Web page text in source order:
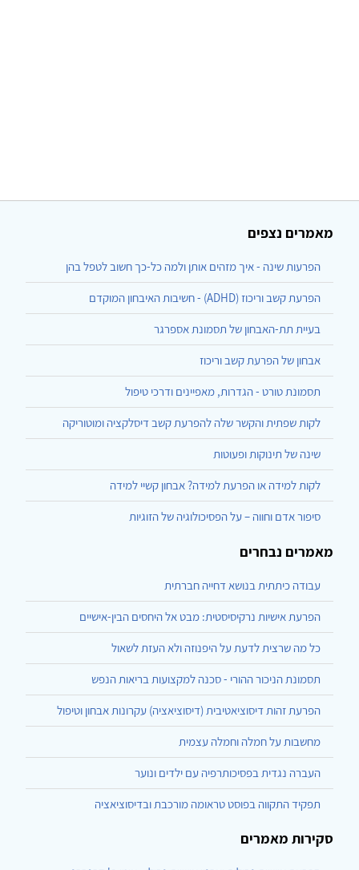
מאמרים נצפים
הפרעות שינה - איך מזהים אותן ולמה כל-כך חשוב לטפל בהן
הפרעת קשב וריכוז (ADHD) - חשיבות האיבחון המוקדם
בעיית תת-האבחון של תסמונת אספרגר
אבחון של הפרעת קשב וריכוז
תסמונת טורט - הגדרות, מאפיינים ודרכי טיפול
לקות שפתית והקשר שלה להפרעת קשב דיסלקציה ומוטוריקה
שינה של תינוקות ופעוטות
לקות למידה או הפרעת למידה? אבחון קשיי למידה
סיפור אדם וחווה – על הפסיכולוגיה של הזוגיות
מאמרים נבחרים
עבודה כיתתית בנושא דחייה חברתית
הפרעת אישיות נרקיסיסטית: מבט אל היחסים הבין-אישיים
כל מה שרצית לדעת על היפנוזה ולא העזת לשאול
תסמונת הניכור ההורי - סכנה למקצועות בריאות הנפש
הפרעת זהות דיסוציאטיבית (דיסוציאציה) עקרונות אבחון וטיפול
מחשבות על חמלה וחמלה עצמית
העברה נגדית בפסיכותרפיה עם ילדים ונוער
תפקיד התקווה בפוסט טראומה מורכבת ובדיסוציאציה
סקירות מאמרים